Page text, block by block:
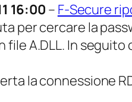
16:00 – F-Secure
per cercare la
file A.DLL. In
la connessione